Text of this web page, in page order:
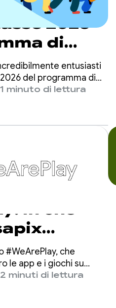
2026
di
per app
entusiasti
del programma di
Google Play.
1 minuto di lettura
in che
porta
di
#WeArePlay, che
le app e i giochi su
Mikkel, il fondatore e
2 minuti di lettura